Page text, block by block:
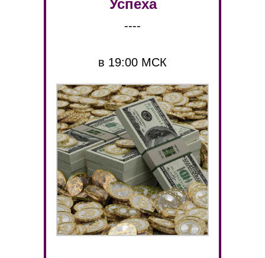
Успеха
----
в 19:00 МСК